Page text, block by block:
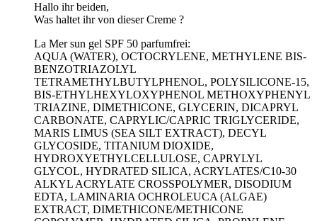
Hallo ihr beiden,
Was haltet ihr von dieser Creme ?
La Mer sun gel SPF 50 parfumfrei:
AQUA (WATER), OCTOCRYLENE, METHYLENE BIS-
BENZOTRIAZOLYL
TETRAMETHYLBUTYLPHENOL, POLYSILICONE-15,
BIS-ETHYLHEXYLOXYPHENOL METHOXYPHENYL
TRIAZINE, DIMETHICONE, GLYCERIN, DICAPRYL
CARBONATE, CAPRYLIC/CAPRIC TRIGLYCERIDE,
MARIS LIMUS (SEA SILT EXTRACT), DECYL
GLYCOSIDE, TITANIUM DIOXIDE,
HYDROXYETHYLCELLULOSE, CAPRYLYL
GLYCOL, HYDRATED SILICA, ACRYLATES/C10-30
ALKYL ACRYLATE CROSSPOLYMER, DISODIUM
EDTA, LAMINARIA OCHROLEUCA (ALGAE)
EXTRACT, DIMETHICONE/METHICONE